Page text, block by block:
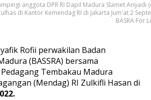
anggota DPR RI Dapil Madura Slamet Ariyadi
di Kantor Kemendag RI di Jakarta Jum'at 2
BASRA For
Rofii perwakilan Badan
(BASSRA) bersama
Tembakau Madura
(Mendag) RI Zulkifli Hasan di